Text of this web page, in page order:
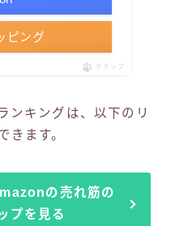
ピング
ポチップ
ンキングは、以下のリ
きます。
の売れ筋の
プを見る